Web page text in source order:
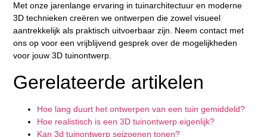
Met onze jarenlange ervaring in tuinarchitectuur en moderne
3D technieken creëren we ontwerpen die zowel visueel
aantrekkelijk als praktisch uitvoerbaar zijn. Neem contact met
ons op voor een vrijblijvend gesprek over de mogelijkheden
voor jouw 3D tuinontwerp.
Gerelateerde artikelen
Hoe lang duurt het ontwerpen van een tuin gemiddeld?
Hoe realistisch is een 3D tuinontwerp eigenlijk?
Kan 3d tuinontwerp seizoenen tonen?